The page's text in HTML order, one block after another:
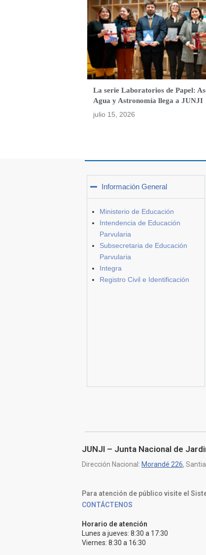
La serie Laboratorios de Papel:
Agua y Astronomía llega a JUNJI
julio 15, 2026
Información General
Ministerio de Educación
Intendencia de Educación
Parvularia
Subsecretaria de Educación
Parvularia
Integra
Registro Civil e Identificación
JUNJI – Junta Nacional de
Dirección Nacional: Morandé 226,
Para atención de público visite el
CONTÁCTENOS
Horario de atención
Lunes a jueves: 8:30 a 17:30
Viernes: 8:30 a 16:30